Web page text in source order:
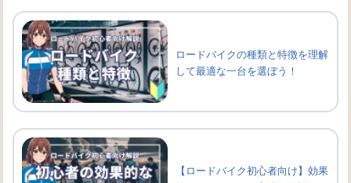
ロードバイクの種類と特徴を理解
して最適な一台を選ぼう！
【ロードバイク初心者向け】効果